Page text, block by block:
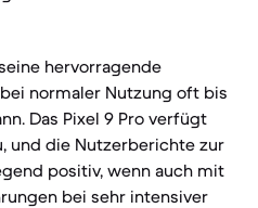
hervorragende
normaler Nutzung oft bis
Das Pixel 9 Pro verfügt
und die Nutzerberichte zur
positiv, wenn auch mit
bei sehr intensiver